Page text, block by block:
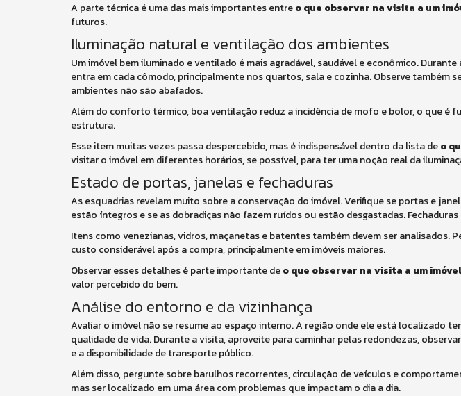
A parte técnica é uma das mais importantes entreo que observar na visita a um
futuros.
Iluminação natural e ventilação dos ambientes
Um imóvel bem iluminado e ventilado é mais agradável, saudável e econômico.
entra em cada cômodo, principalmente nos quartos, sala e cozinha. Observe também
ambientes não são abafados.
Além do conforto térmico, boa ventilação reduz a incidência de mofo e bolor, o que é
estrutura.
Esse item muitas vezes passa despercebido, mas é indispensável dentro da lista deo
visitar o imóvel em diferentes horários, se possível, para ter uma noção real da
Estado de portas, janelas e fechaduras
As esquadrias revelam muito sobre a conservação do imóvel. Verifique se portas e
estão íntegros e se as dobradiças não fazem ruídos ou estão desgastadas.
Itens como venezianas, vidros, maçanetas e batentes também devem ser analisados.
custo considerável após a compra, principalmente em imóveis maiores.
Observar esses detalhes é parte importante deo que observar na visita a um
valor percebido do bem.
Análise do entorno e da vizinhança
Avaliar o imóvel não se resume ao espaço interno. A região onde ele está localizado
qualidade de vida. Durante a visita, aproveite para caminhar pelas redondezas,
e a disponibilidade de transporte público.
Além disso, pergunte sobre barulhos recorrentes, circulação de veículos e
mas ser localizado em uma área com problemas que impactam o dia a dia.